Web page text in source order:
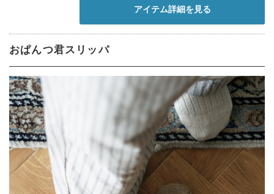
アイテム詳細を見る
おぱんつ君スリッパ